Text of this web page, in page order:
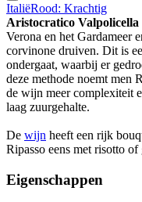
ItaliëRood: Krachtig
Aristocratico Valpolicella
Verona en het Gardameer
corvinone druiven. Dit is
ondergaat, waarbij er
deze methode noemt men
de wijn meer complexiteit
laag zuurgehalte.
De wijn heeft een rijk
Ripasso eens met risotto
Eigenschappen